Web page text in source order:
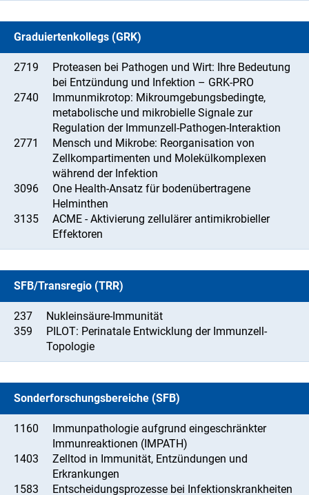
Graduiertenkollegs (GRK)
2719
Proteasen bei Pathogen und Wirt: Ihre Bedeutung
bei Entzündung und Infektion – GRK-PRO
2740
Immunmikrotop: Mikroumgebungsbedingte,
metabolische und mikrobielle Signale zur
Regulation der Immunzell-Pathogen-Interaktion
2771
Mensch und Mikrobe: Reorganisation von
Zellkompartimenten und Molekülkomplexen
während der Infektion
3096
One Health-Ansatz für bodenübertragene
Helminthen
3135
ACME - Aktivierung zellulärer antimikrobieller
Effektoren
SFB/Transregio (TRR)
237
Nukleinsäure-Immunität
359
PILOT: Perinatale Entwicklung der Immunzell-
Topologie
Sonderforschungsbereiche (SFB)
1160
Immunpathologie aufgrund eingeschränkter
Immunreaktionen (IMPATH)
1403
Zelltod in Immunität, Entzündungen und
Erkrankungen
1583
Entscheidungsprozesse bei Infektionskrankheiten